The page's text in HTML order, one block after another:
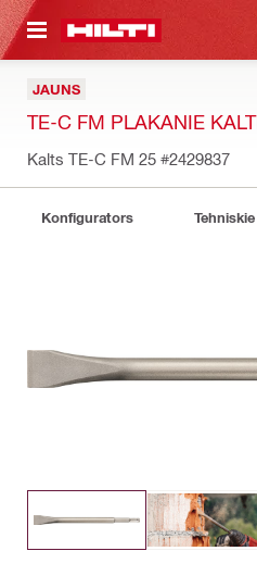
SATURU
JAUNS
TE-C FM PLAKANIE
Kalts TE-C FM 25 #2429837
Konfigurators